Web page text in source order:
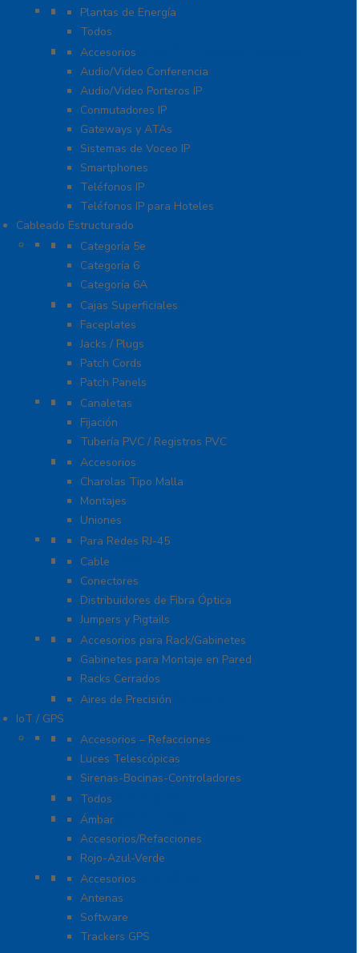
UPS / Respaldo
Plantas de Energía
Todos
VoIP – Telefonía IP – Videoconferencia
Accesorios
Audio/Video Conferencia
Audio/Video Porteros IP
Conmutadores IP
Gateways y ATAs
Sistemas de Voceo IP
Smartphones
Teléfonos IP
Teléfonos IP para Hoteles
Cableado Estructurado
Cable
Categoría 5e
Categoría 6
Categoría 6A
Cableado de Cobre
Cajas Superficiales
Faceplates
Jacks / Plugs
Patch Cords
Patch Panels
Canalización
Canaletas
Fijación
Tubería PVC / Registros PVC
Charola
Accesorios
Charolas Tipo Malla
Montajes
Uniones
Conectores
Para Redes RJ-45
Fibra Óptica
Cable
Conectores
Distribuidores de Fibra Óptica
Jumpers y Pigtails
Rack y Gabinetes
Accesorios para Rack/Gabinetes
Gabinetes para Montaje en Pared
Racks Cerrados
Sistemas de Enfriamiento
Aires de Precisión
IoT / GPS
Accesorios para Motocicleta
Accesorios – Refacciones
Luces Telescópicas
Sirenas-Bocinas-Controladores
Barras para Interior
Todos
Estrobos/Giratorias
Ámbar
Accesorios/Refacciones
Rojo-Azul-Verde
IoT, GPS y Telemática
Accesorios
Antenas
Software
Trackers GPS